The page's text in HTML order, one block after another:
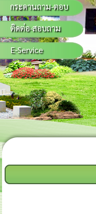
กระดานถาม-ตอบ
ติดต่อ-สอบถาม
E-Service